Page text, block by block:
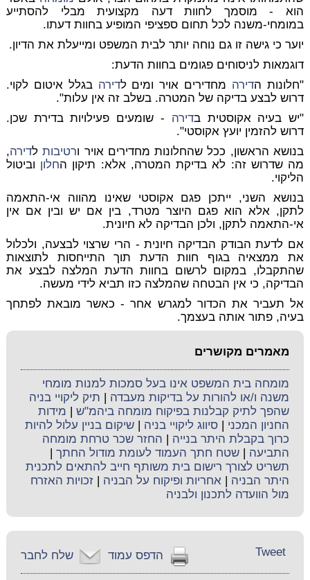
הוא - מוסמך לחוות דעה מקצועית מבלי להסתייע
במומחי-משנה לכל תחום ספציפי המופיע בחוות דעתו.
יוער כי גישה זו גם נוחה יותר לבית המשפט ומייעלת את הדיון.
דוגמאות לניסוחים פגומים בחוות הדעת:
"חלונות הדירה מחדירים אויר ומים לדירה בגלל איטום לקוי.
דרוש לבצע בדיקה של המטרה. בשלב זה אין עלות".
"יש בעיה אקוסטית בדירה - שומעים פעילויות בדירת שכן.
דרוש להזמין יועץ אקוסטי".
בנושא הראשון, ככל שהחלונות מחדירים אויר ורטיבותלדירה,
מה שדרוש זה: לא בדיקת המטרה, אלא: תיקון החלון וביטול
הליקוי.
בנושא השני, ייתכן פגם אקוסטי שאינו מהווה אי-התאמה
לתקן, אלא הוא פגם היוצר מטרד, בין אם יש ובין אם אין
אי-התאמה לתקן, ולכן הבדיקה לא חיונית.
אם לדעת הבודק הבדיקה חיונית - הרי שרצוי לבצעה, ולכלול
את ממצאיה בגוף חוות הדעת תוך התייחסות לתוצאות
שהתקבלו, במקום לרשום בחוות הדעת המלצה לבצע את
הבדיקה, כי אין הבטחה שהמלצה כזו תביא לידי מעשה.
אל תעביר את הכדור למגרש אחר - כאשר מובאת לפתחך
בעיה, פתור אותה בעצמך.
מאמרים מקושרים
מומחה בית המשפט אינו בעל סמכות למנות מומחי
משנה ו/או להורות על בדיקות מעבדה
תיק ליקויי בניה
שהפך לתיק קבלנות בפיקוח מומחה ביהמ"ש
מידות
החניון המכני |סיווג ליקויי בניה |שיקום בניין עלול להיות
כרוך בקבלת היתר בנייה
החזר שכר טרחת מומחה
התביעה |שטח חתך העמוד לעומת מודול החתך
תשריט לצורך רישום בית משותף חייב להתאים לתכנית
היתר הבניה |אחריות ופיקוח על הבניה |זכויות האזרח
מול הוועדה לתכנון ולבניה
שלח לחבר הדפס עמוד Tweet